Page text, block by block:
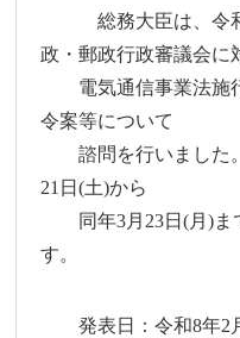
総務大臣は、令和8
政・郵政行政審議会に
電気通信事業法施
令案等について
諮問を行いました。
21日(土)から
同年3月23日(月)ま
す。
発表日：令和8年2